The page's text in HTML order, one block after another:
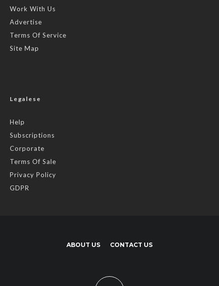
Work With Us
Advertise
Terms Of Service
Site Map
Legalese
Help
Subscriptions
Corporate
Terms Of Sale
Privacy Policy
GDPR
ABOUT US CONTACT US